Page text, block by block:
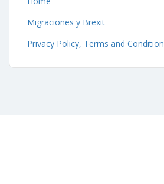
Migraciones y Brexit
Privacy Policy, Terms and